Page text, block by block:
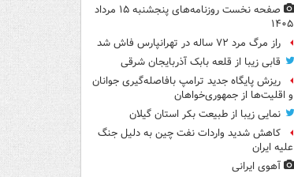
صفحه نخست روزنامه‌های پنجشنبه ۱۵ مرداد
۱۴۰۵
راز مرگ مرد ۷۲ ساله در تهرانپارس فاش شد
قابی زیبا از قلعه بابک آذربایجان شرقی
ریزش پایگاه جدید ترامپ بافاصله‌گیری جوانان
و اقلیت‌ها از جمهوری‌خواهان
نمایی زیبا از طبیعت بکر استان گیلان
کاهش شدید واردات نفت چین به دلیل جنگ
علیه ایران
آهوی ایرانی